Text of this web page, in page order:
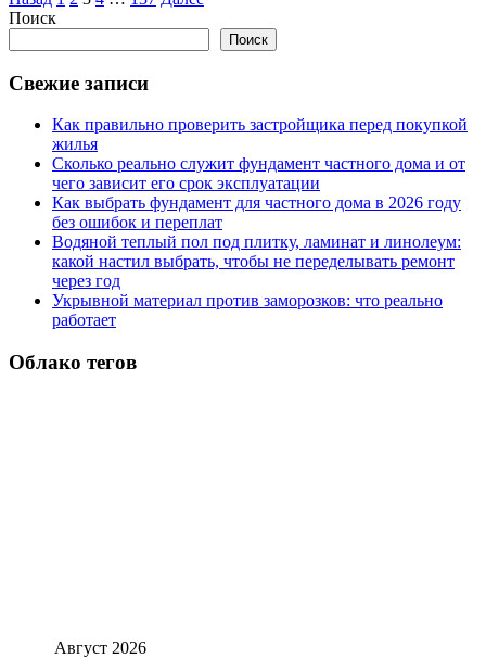
записей
Поиск
Поиск
Свежие записи
Как правильно проверить застройщика перед покупкой
жилья
Сколько реально служит фундамент частного дома и от
чего зависит его срок эксплуатации
Как выбрать фундамент для частного дома в 2026 году
без ошибок и переплат
Водяной теплый пол под плитку, ламинат и линолеум:
какой настил выбрать, чтобы не переделывать ремонт
через год
Укрывной материал против заморозков: что реально
работает
Облако тегов
Август 2026